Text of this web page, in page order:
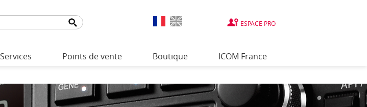
ESPACE PRO
Services Points de vente Boutique ICOM France